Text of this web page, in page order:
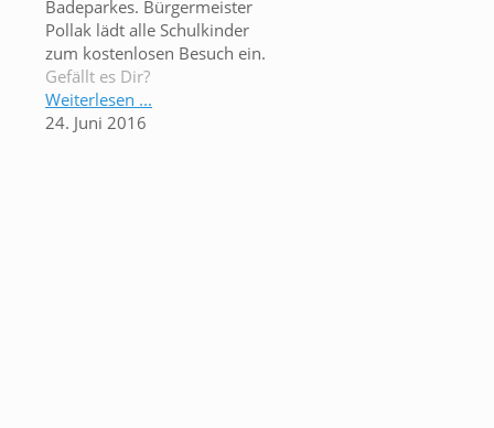
Badeparkes. Bürgermeister
Pollak lädt alle Schulkinder
zum kostenlosen Besuch ein.
Gefällt es Dir?
Weiterlesen ...
24. Juni 2016